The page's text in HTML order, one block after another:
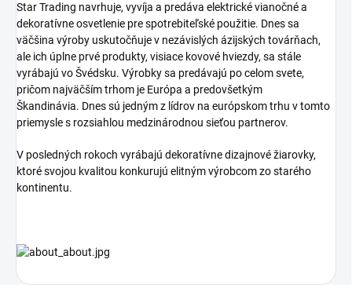
Star Trading navrhuje, vyvíja a predáva elektrické vianočné a
dekoratívne osvetlenie pre spotrebiteľské použitie. Dnes sa
väčšina výroby uskutočňuje v nezávislých ázijských továrňach,
ale ich úplne prvé produkty, visiace kovové hviezdy, sa stále
vyrábajú vo Švédsku. Výrobky sa predávajú po celom svete,
pričom najväčším trhom je Európa a predovšetkým
Škandinávia. Dnes sú jedným z lídrov na európskom trhu v tomto
priemysle s rozsiahlou medzinárodnou sieťou partnerov.
V posledných rokoch vyrábajú dekoratívne dizajnové žiarovky,
ktoré svojou kvalitou konkurujú elitným výrobcom zo starého
kontinentu.